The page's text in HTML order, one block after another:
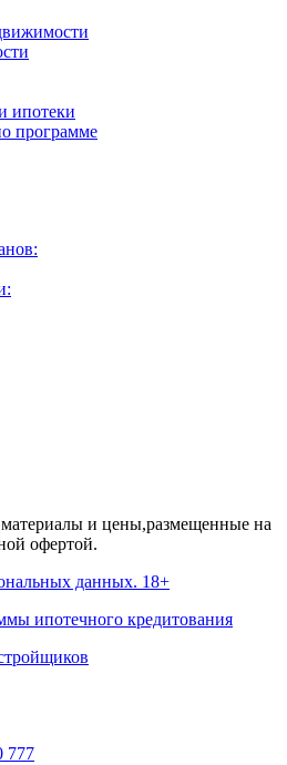
ипотеки
программе
и цены,размещенные на
офертой.
данных. 18+
ипотечного кредитования
777